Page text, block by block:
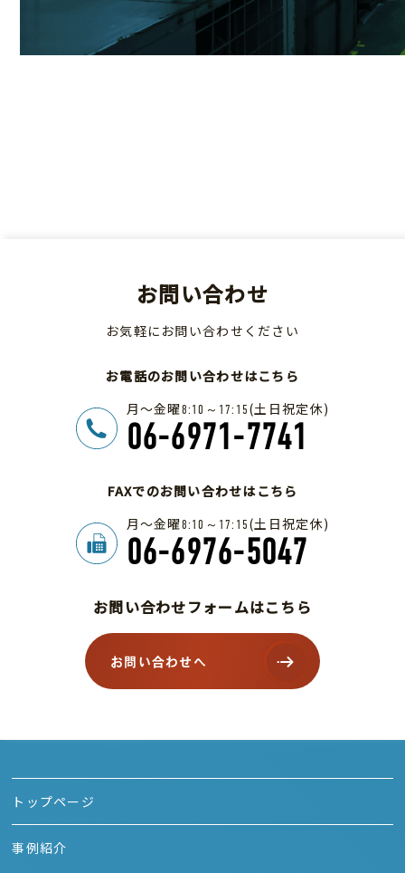
お問い合わせ
お気軽にお問い合わせください
お電話のお問い合わせはこちら
月～金曜8:10～17:15(土日祝定休)
06-6971-7741
FAXでのお問い合わせはこちら
月～金曜8:10～17:15(土日祝定休)
06-6976-5047
お問い合わせフォームはこちら
お問い合わせへ
トップページ
事例紹介